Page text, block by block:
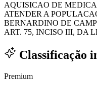
AQUISICAO DE
ATENDER A
BERNARDINO DE
ART. 75, INCISO III, DA
Classificação
Premium